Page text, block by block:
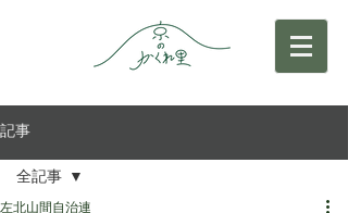
記事
全記事
左北山間自治連